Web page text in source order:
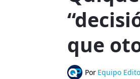
que
Por Equipo